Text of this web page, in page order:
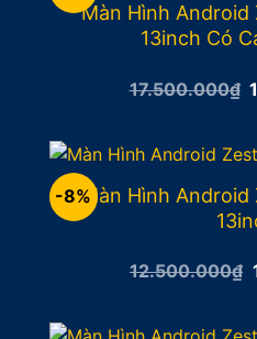
Màn Hình Android
13inch Có
17.500.000₫
-8%Màn Hình Android
12.500.000₫